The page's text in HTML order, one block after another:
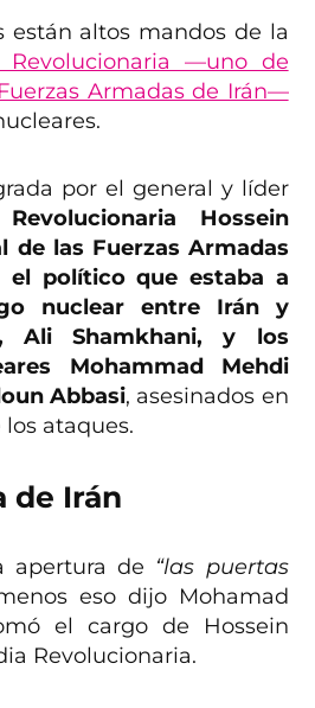
están altos mandos de la
Revolucionaria —uno de
Armadas de Irán—
por el general y líder
Hossein
de las Fuerzas Armadas
el político que estaba a
nuclear entre Irán y
Ali Shamkhani, y los
Mohammad Mehdi
Abbasi, asesinados en
ataques.
de Irán
apertura de “las puertas
eso dijo Mohamad
el cargo de Hossein
Revolucionaria.